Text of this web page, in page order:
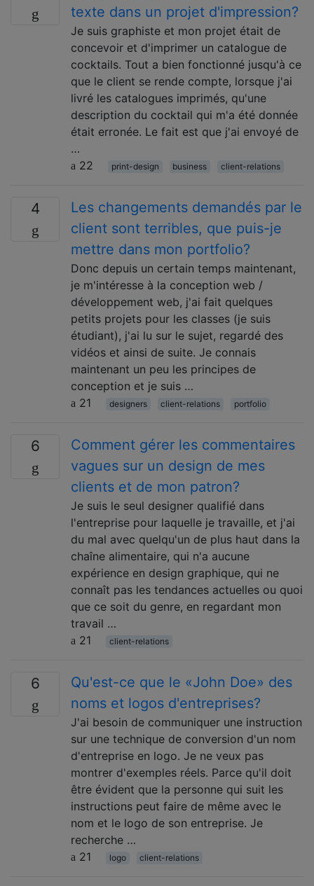
texte dans un projet d'impression?
Je suis graphiste et mon projet était de
concevoir et d'imprimer un catalogue de
cocktails. Tout a bien fonctionné jusqu'à ce
que le client se rende compte, lorsque j'ai
livré les catalogues imprimés, qu'une
description du cocktail qui m'a été donnée
était erronée. Le fait est que j'ai envoyé de
…
22
print-design business client-relations
4
Les changements demandés par le
client sont terribles, que puis-je
mettre dans mon portfolio?
Donc depuis un certain temps maintenant,
je m'intéresse à la conception web /
développement web, j'ai fait quelques
petits projets pour les classes (je suis
étudiant), j'ai lu sur le sujet, regardé des
vidéos et ainsi de suite. Je connais
maintenant un peu les principes de
conception et je suis …
21
designers client-relations portfolio
6
Comment gérer les commentaires
vagues sur un design de mes
clients et de mon patron?
Je suis le seul designer qualifié dans
l'entreprise pour laquelle je travaille, et j'ai
du mal avec quelqu'un de plus haut dans la
chaîne alimentaire, qui n'a aucune
expérience en design graphique, qui ne
connaît pas les tendances actuelles ou quoi
que ce soit du genre, en regardant mon
travail …
21
client-relations
6
Qu'est-ce que le «John Doe» des
noms et logos d'entreprises?
J'ai besoin de communiquer une instruction
sur une technique de conversion d'un nom
d'entreprise en logo. Je ne veux pas
montrer d'exemples réels. Parce qu'il doit
être évident que la personne qui suit les
instructions peut faire de même avec le
nom et le logo de son entreprise. Je
recherche …
21
logo client-relations